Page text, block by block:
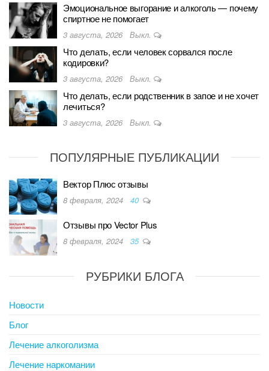
Эмоциональное выгорание и алкоголь — почему
спиртное не помогает
3 августа, 2026 Выкл.
Что делать, если человек сорвался после
кодировки?
3 августа, 2026 Выкл.
Что делать, если родственник в запое и не хочет
лечиться?
3 августа, 2026 Выкл.
ПОПУЛЯРНЫЕ ПУБЛИКАЦИИ
Вектор Плюс отзывы
8 февраля, 2024 40
Отзывы про Vector Plus
8 февраля, 2024 35
РУБРИКИ БЛОГА
Новости
Блог
Лечение алкоголизма
Лечение наркомании